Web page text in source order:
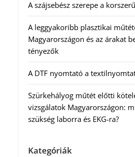
A szájsebész szerepe a
A leggyakoribb plasztikai
Magyarországon és az árakat
tényezők
A DTF nyomtató a
Szürkehályog műtét előtti
vizsgálatok Magyarországon:
szükség laborra és EKG-ra?
Kategóriák